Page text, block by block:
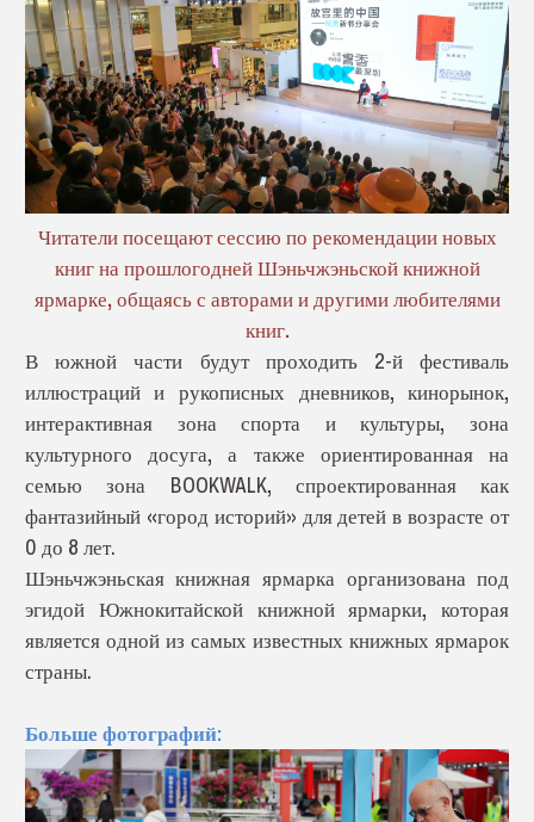
Читатели посещают сессию по рекомендации новых
книг на прошлогодней Шэньчжэньской книжной
ярмарке, общаясь с авторами и другими любителями
книг.
В южной части будут проходить 2-й фестиваль
иллюстраций и рукописных дневников, кинорынок,
интерактивная зона спорта и культуры, зона
культурного досуга, а также ориентированная на
семью зона BOOKWALK, спроектированная как
фантазийный «город историй» для детей в возрасте от
0 до 8 лет.
Шэньчжэньская книжная ярмарка организована под
эгидой Южнокитайской книжной ярмарки, которая
является одной из самых известных книжных ярмарок
страны.
Больше фотографий: